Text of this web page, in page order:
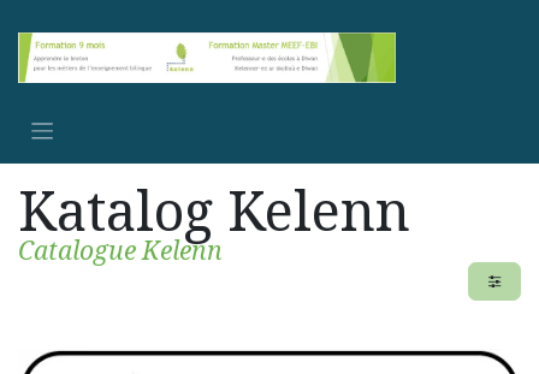
Katalog Kelenn
Catalogue Kelenn